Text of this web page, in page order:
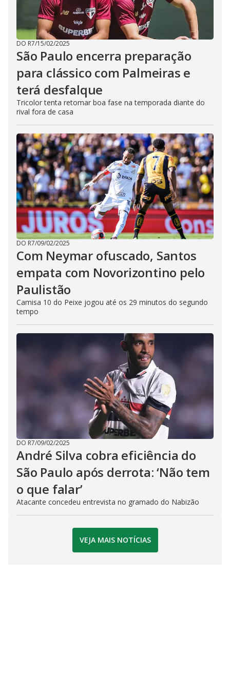
DO R7/15/02/2025
São Paulo encerra preparação
para clássico com Palmeiras e
terá desfalque
Tricolor tenta retomar boa fase na temporada diante do
rival fora de casa
DO R7/09/02/2025
Com Neymar ofuscado, Santos
empata com Novorizontino pelo
Paulistão
Camisa 10 do Peixe jogou até os 29 minutos do segundo
tempo
DO R7/09/02/2025
André Silva cobra eficiência do
São Paulo após derrota: ‘Não tem
o que falar’
Atacante concedeu entrevista no gramado do Nabizão
VEJA MAIS NOTÍCIAS